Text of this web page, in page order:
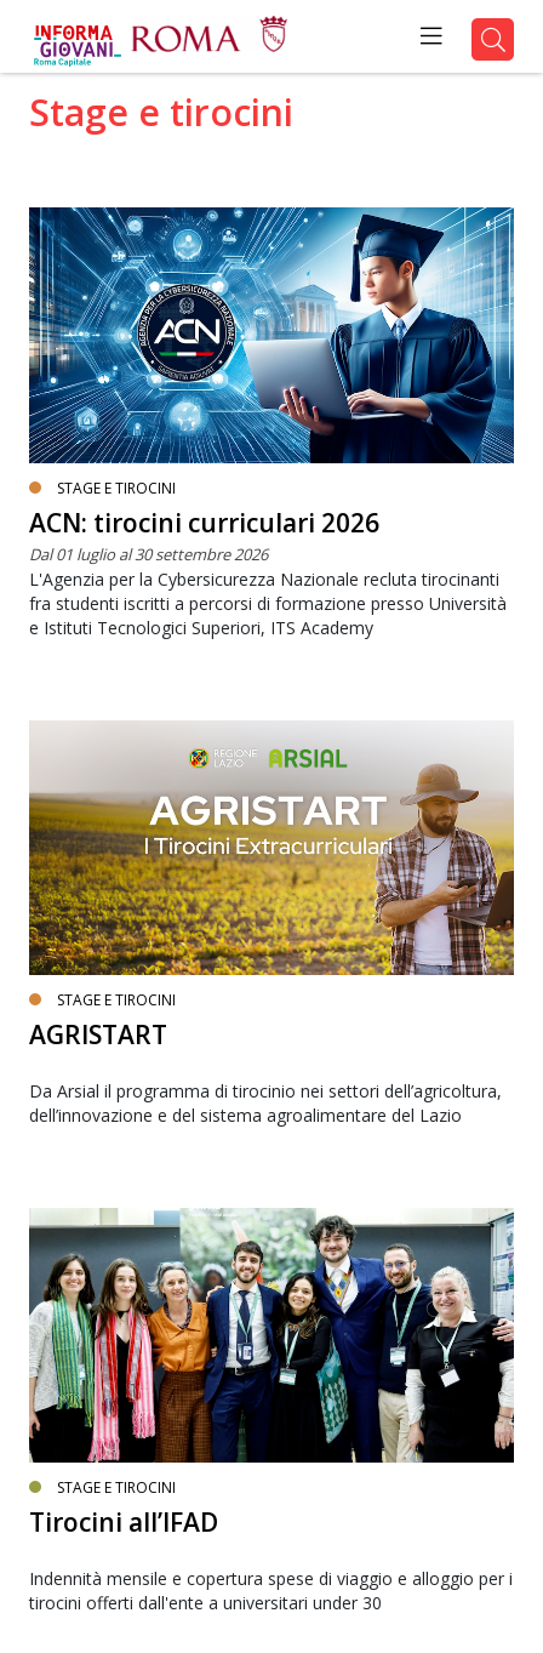
Stage e tirocini
STAGE E TIROCINI
ACN: tirocini curriculari 2026
Dal 01 luglio al 30 settembre 2026
L'Agenzia per la Cybersicurezza Nazionale recluta tirocinanti
fra studenti iscritti a percorsi di formazione presso Università
e Istituti Tecnologici Superiori, ITS Academy
STAGE E TIROCINI
AGRISTART
Da Arsial il programma di tirocinio nei settori dell’agricoltura,
dell’innovazione e del sistema agroalimentare del Lazio
STAGE E TIROCINI
Tirocini all’IFAD
Indennità mensile e copertura spese di viaggio e alloggio per i
tirocini offerti dall'ente a universitari under 30